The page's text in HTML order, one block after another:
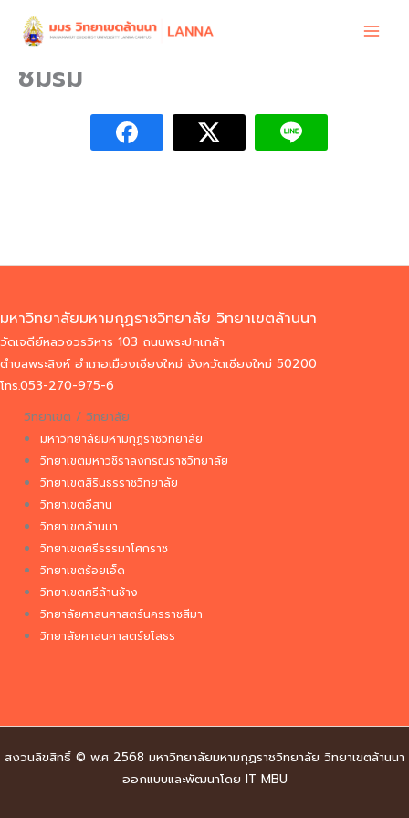
ชมรม
มหาวิทยาลัยมหามกุฏราชวิทยาลัย วิทยาเขตล้านนา
วัดเจดีย์หลวงวรวิหาร 103 ถนนพระปกเกล้า
ตำบลพระสิงห์ อำเภอเมืองเชียงใหม่ จังหวัดเชียงใหม่ 50200
โทร.053-270-975-6
วิทยาเขต / วิทยาลัย
มหาวิทยาลัยมหามกุฏราชวิทยาลัย
วิทยาเขตมหาวชิราลงกรณราชวิทยาลัย
วิทยาเขตสิรินธรราชวิทยาลัย
วิทยาเขตอีสาน
วิทยาเขตล้านนา
วิทยาเขตศรีธรรมาโศกราช
วิทยาเขตร้อยเอ็ด
วิทยาเขตศรีล้านช้าง
วิทยาลัยศาสนศาสตร์นครราชสีมา
วิทยาลัยศาสนศาสตร์ยโสธร
สงวนลิขสิทธิ์ © พ.ศ 2568 มหาวิทยาลัยมหามกุฏราชวิทยาลัย วิทยาเขตล้านนา
ออกแบบและพัฒนาโดย IT MBU